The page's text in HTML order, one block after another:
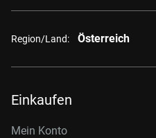
Region/Land: Österreich
Einkaufen
Mein Konto